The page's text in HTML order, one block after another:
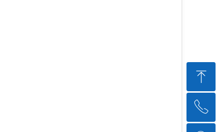
ꁸ
回到顶部
ꂅ